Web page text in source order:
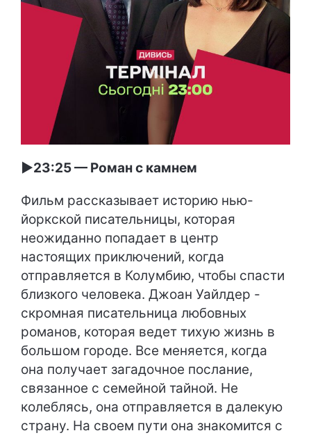
►23:25 — Роман с камнем
Фильм рассказывает историю нью-
йоркской писательницы, которая
неожиданно попадает в центр
настоящих приключений, когда
отправляется в Колумбию, чтобы спасти
близкого человека. Джоан Уайлдер -
скромная писательница любовных
романов, которая ведет тихую жизнь в
большом городе. Все меняется, когда
она получает загадочное послание,
связанное с семейной тайной. Не
колеблясь, она отправляется в далекую
страну. На своем пути она знакомится с